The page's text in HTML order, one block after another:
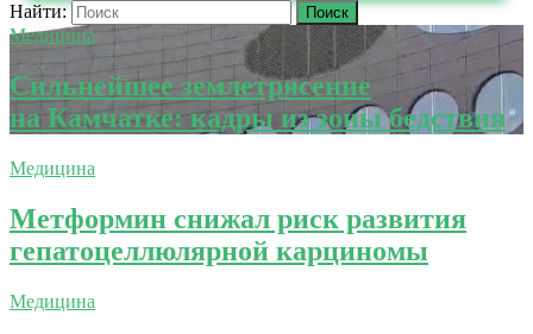
Найти:
Медицина
Сильнейшее землетрясение
на Камчатке: кадры из зоны бедствия
Медицина
Метформин снижал риск развития
гепатоцеллюлярной карциномы
Медицина